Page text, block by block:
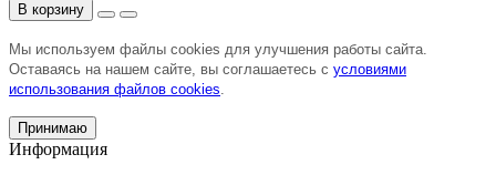
В корзину
Мы используем файлы cookies для улучшения работы сайта.
Оставаясь на нашем сайте, вы соглашаетесь с условиями
использования файлов cookies.
Принимаю
Информация